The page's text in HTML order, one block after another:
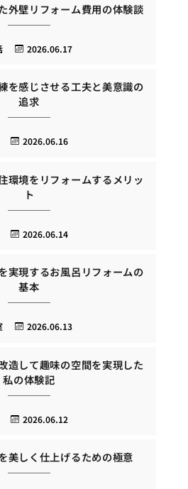
外壁リフォーム費用の体験談
2026.06.17
を感じさせる工夫と美意識の
追求
2026.06.16
環境をリフォームするメリッ
ト
2026.06.14
実現するお風呂リフォームの
基本
2026.06.13
造して趣味の空間を実現した
私の体験記
2026.06.12
美しく仕上げるための極意